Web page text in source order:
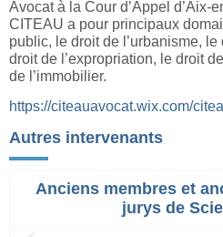
Avocat à la Cour d’Appel d’Aix-
CITEAU a pour principaux
public, le droit de l’urbanisme,
droit de l’expropriation, le droit
de l’immobilier.
https://citeauavocat.wix.com/
Autres intervenants
Anciens membres et
jurys de